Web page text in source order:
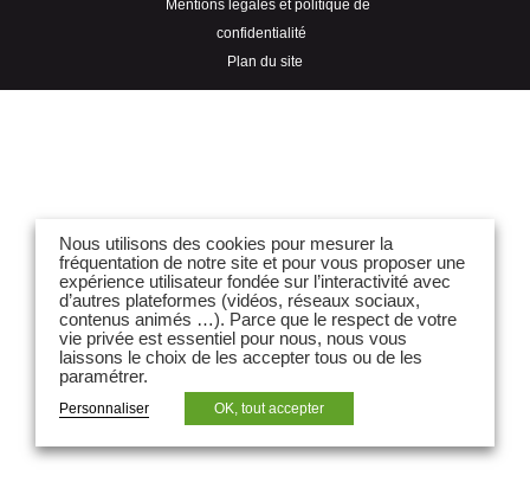
Mentions légales et politique de
confidentialité
Plan du site
Nous utilisons des cookies pour mesurer la
fréquentation de notre site et pour vous proposer une
expérience utilisateur fondée sur l’interactivité avec
d’autres plateformes (vidéos, réseaux sociaux,
contenus animés …). Parce que le respect de votre
vie privée est essentiel pour nous, nous vous
laissons le choix de les accepter tous ou de les
paramétrer.
Personnaliser OK, tout accepter